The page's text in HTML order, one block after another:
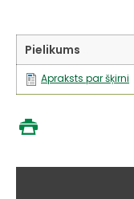
Pielikums
Apraksts par šķirni